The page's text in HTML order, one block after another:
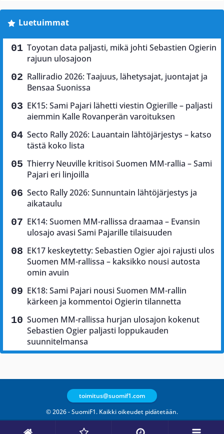
Luetuimmat
Toyotan data paljasti, mikä johti Sebastien Ogierin
rajuun ulosajoon
Ralliradio 2026: Taajuus, lähetysajat, juontajat ja
Bensaa Suonissa
EK15: Sami Pajari lähetti viestin Ogierille – paljasti
aiemmin Kalle Rovanperän varoituksen
Secto Rally 2026: Lauantain lähtöjärjestys – katso
tästä koko lista
Thierry Neuville kritisoi Suomen MM-rallia – Sami
Pajari eri linjoilla
Secto Rally 2026: Sunnuntain lähtöjärjestys ja
aikataulu
EK14: Suomen MM-rallissa draamaa – Evansin
ulosajo avasi Sami Pajarille tilaisuuden
EK17 keskeytetty: Sebastien Ogier ajoi rajusti ulos
Suomen MM-rallissa – kaksikko nousi autosta
omin avuin
EK18: Sami Pajari nousi Suomen MM-rallin
kärkeen ja kommentoi Ogierin tilannetta
Suomen MM-rallissa hurjan ulosajon kokenut
Sebastien Ogier paljasti loppukauden
suunnitelmansa
© 2026 - SuomiF1. Kaikki oikeudet pidätetään.
toimitus@suomif1.com